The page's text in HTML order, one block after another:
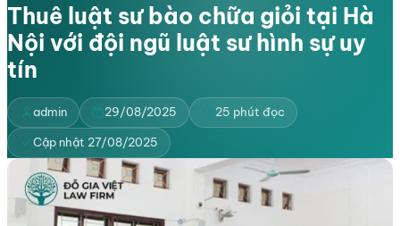
Thuê luật sư bào chữa giỏi tại Hà
Nội với đội ngũ luật sư hình sự uy
tín
admin 29/08/2025 25 phút đọc
Cập nhật 27/08/2025